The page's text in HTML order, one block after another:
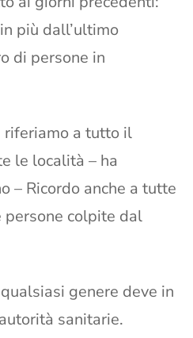
più dall’ultimo
di persone in
riferiamo a tutto il
le località – ha
– Ricordo anche a tutte
colpite dal
genere deve in
sanitarie.